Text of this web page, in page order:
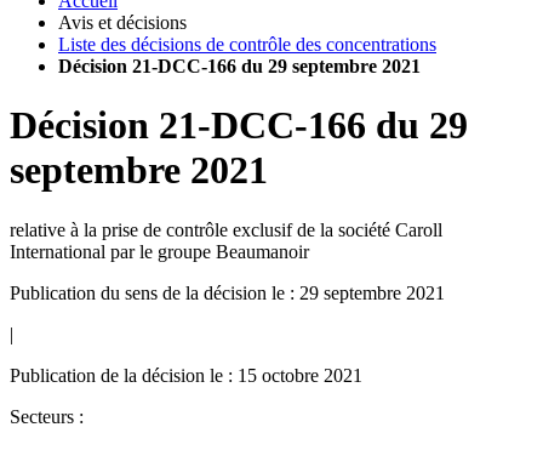
Avis et décisions
Liste des décisions de contrôle des concentrations
Décision 21-DCC-166 du 29 septembre 2021
Décision 21-DCC-166 du 29
septembre 2021
relative à la prise de contrôle exclusif de la société Caroll
International par le groupe Beaumanoir
Publication du sens de la décision le : 29 septembre 2021
|
Publication de la décision le : 15 octobre 2021
Secteurs :